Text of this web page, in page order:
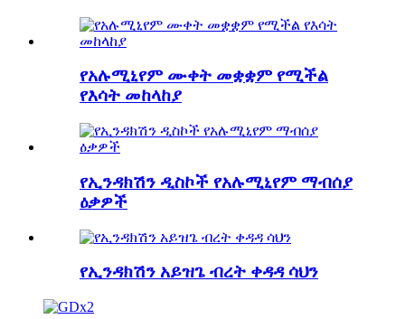
የአሉሚኒየም ሙቀት መቋቋም የሚችል
የእሳት መከላከያ
የኢንዳክሽን ዲስኮች የአሉሚኒየም ማብሰያ
ዕቃዎች
የኢንዳክሽን አይዝጌ ብረት ቀዳዳ ሳህን